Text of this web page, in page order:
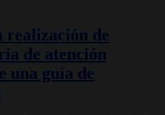
realización de
de atención
una guía de